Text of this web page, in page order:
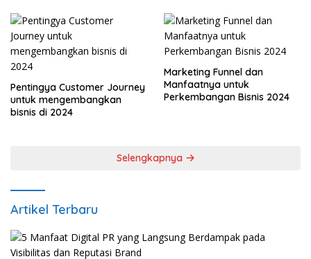
Pentingya Customer Journey
untuk mengembangkan
bisnis di 2024
Marketing Funnel dan
Manfaatnya untuk
Perkembangan Bisnis 2024
Selengkapnya
Artikel Terbaru